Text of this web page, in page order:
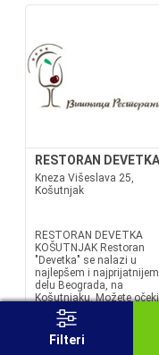
RESTORAN DEVETKA
Kneza Višeslava 25,
Košutnjak
RESTORAN DEVETKA
KOŠUTNJAK Restoran
"Devetka" se nalazi u
najlepšem i najprijatnijem
delu Beograda, na
Košutnjaku. Možete
vrhunski kvalitet, bogat
nacionalnih i
internacionalnih jela i vina,
kao i zavidan nivo usluge i
Filteri